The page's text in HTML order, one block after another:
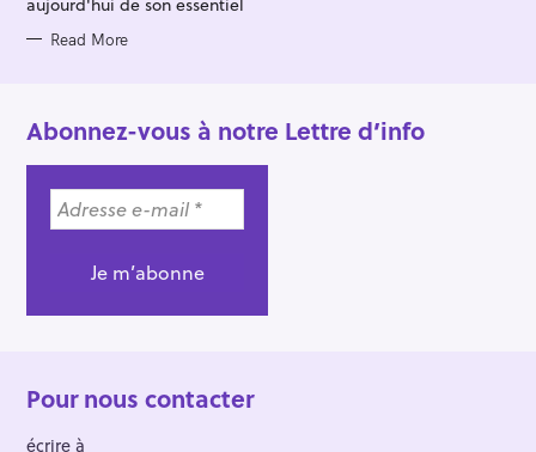
Read More
Abonnez-vous à notre Lettre d’info
Pour nous contacter
écrire à